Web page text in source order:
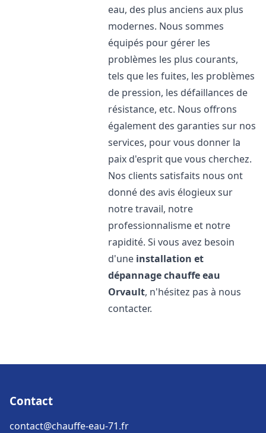
eau, des plus anciens aux plus
modernes. Nous sommes
équipés pour gérer les
problèmes les plus courants,
tels que les fuites, les problèmes
de pression, les défaillances de
résistance, etc. Nous offrons
également des garanties sur nos
services, pour vous donner la
paix d'esprit que vous cherchez.
Nos clients satisfaits nous ont
donné des avis élogieux sur
notre travail, notre
professionnalisme et notre
rapidité. Si vous avez besoin
d'une installation et
dépannage chauffe eau
Orvault, n'hésitez pas à nous
contacter.
Contact
contact@chauffe-eau-71.fr